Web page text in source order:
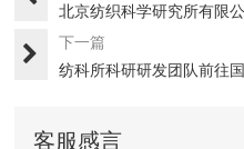
北京纺织科学研究所有限
下一篇
纺科所科研研发团队前往
客服感言